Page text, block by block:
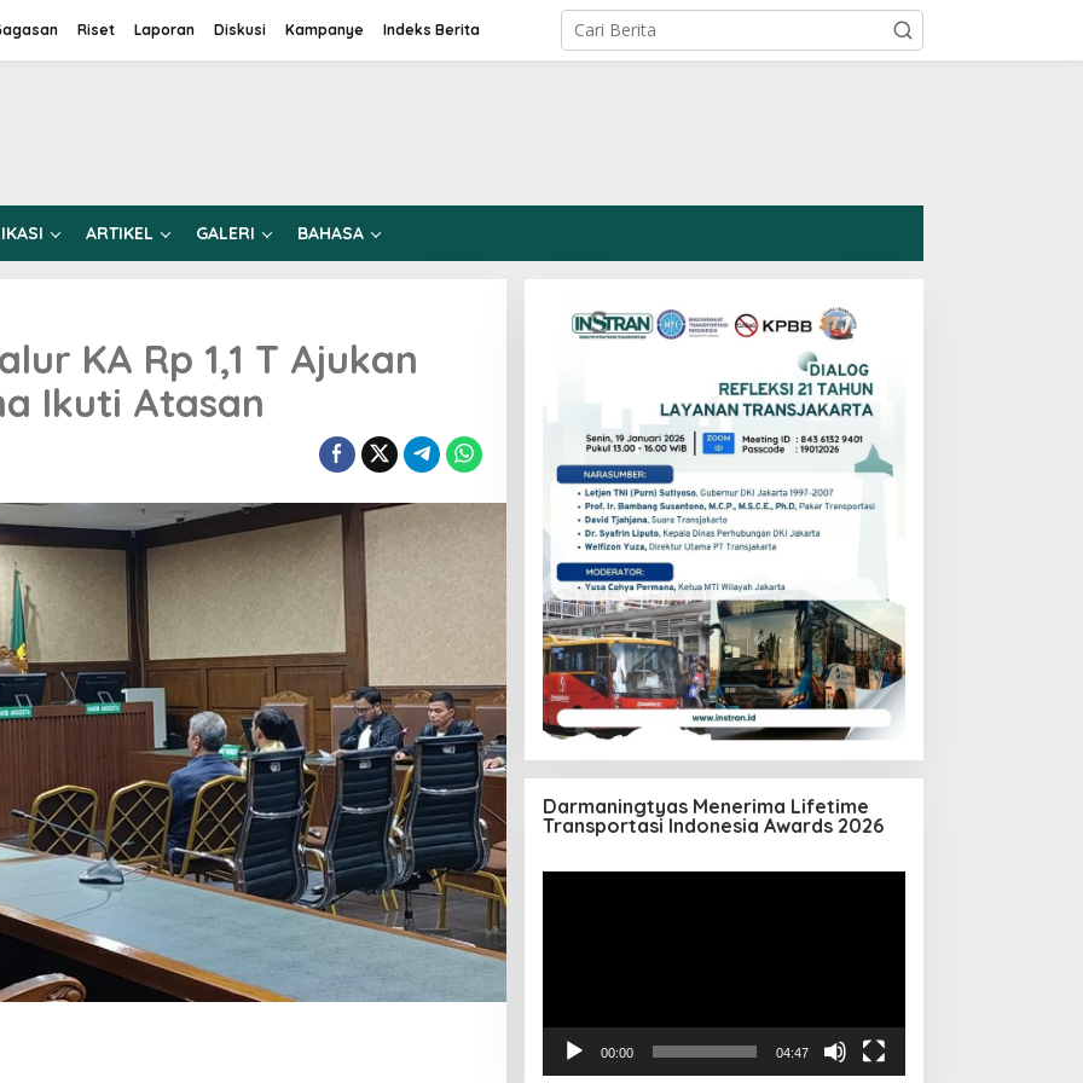
Riset Laporan Diskusi Kampanye Indeks Berita
ARTIKEL GALERI BAHASA
KA Rp 1,1 T Ajukan
Ikuti Atasan
Darmaningtyas Menerima Lifetime
Transportasi Indonesia Awards 2026
00:00 04:47